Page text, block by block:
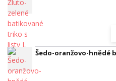
Šedo-oranžovo-hnědé